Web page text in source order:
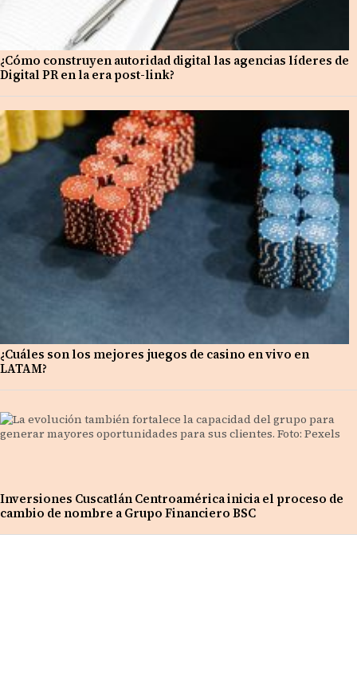
¿Cómo construyen autoridad digital las agencias líderes de
Digital PR en la era post-link?
¿Cuáles son los mejores juegos de casino en vivo en
LATAM?
Inversiones Cuscatlán Centroamérica inicia el proceso de
cambio de nombre a Grupo Financiero BSC